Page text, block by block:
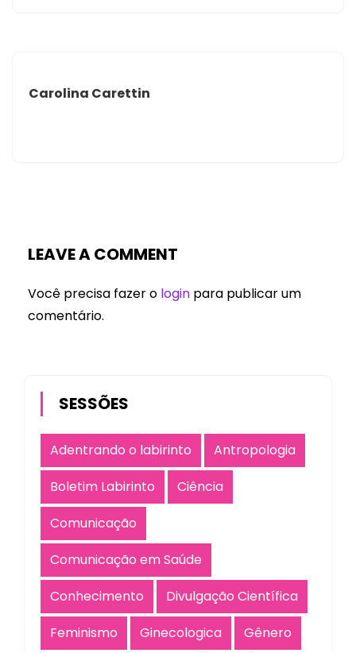
Carolina Carettin
LEAVE A COMMENT
Você precisa fazer o login para publicar um
comentário.
SESSÕES
Adentrando o labirinto
Antropologia
Boletim Labirinto
Ciência
Comunicação
Comunicação em Saúde
Conhecimento
Divulgação Científica
Feminismo
Ginecologica
Gênero